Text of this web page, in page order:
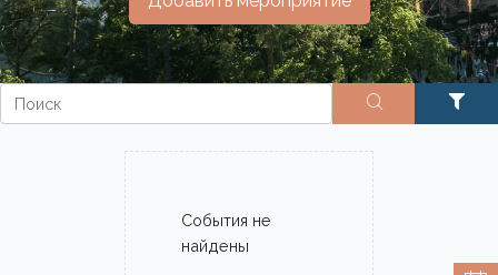
События не
найдены